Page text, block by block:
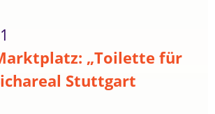
„Toilette für
Stuttgart